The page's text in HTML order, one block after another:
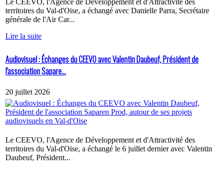
Le CEEVO, l'Agence de Développement et d'Attractivité des
territoires du Val-d'Oise, a échangé avec Danielle Parra, Secrétaire
générale de l'Air Car...
Lire la suite
Audiovisuel : Échanges du CEEVO avec Valentin Daubeuf, Président de
l'association Sapare...
20 juillet 2026
Le CEEVO, l'Agence de Développement et d'Attractivité des
territoires du Val-d'Oise, a échangé le 6 juillet dernier avec Valentin
Daubeuf, Président...